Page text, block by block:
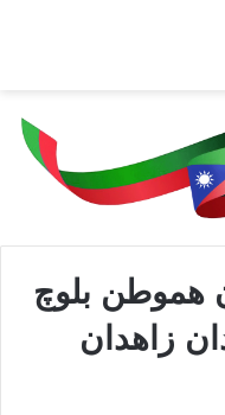
هموطن بلوچ
زاهدان